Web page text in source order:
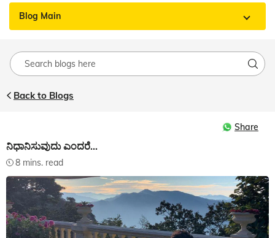
Blog Main
Back to Blogs
Share
ನಿಧಾನಿಸುವುದು ಎಂದರೆ...
8 mins. read